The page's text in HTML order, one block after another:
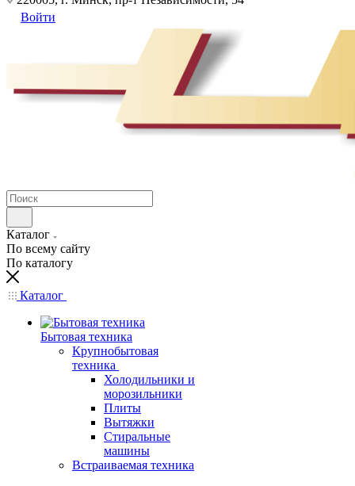
Войти
Каталог
По всему сайту
По каталогу
Каталог
Бытовая техника
Крупнобытовая
техника
Холодильники и
морозильники
Плиты
Вытяжки
Стиральные
машины
Встраиваемая техника